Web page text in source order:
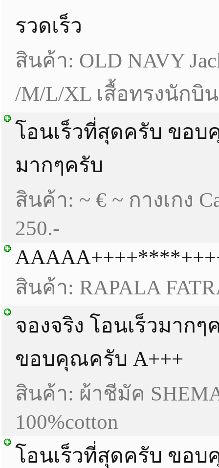
รวดเร็ว
สินค้า: OLD NAVY
/M/L/XL เสื้อทรงนักบิ
โอนเร็วที่สุดครับ ขอ
มากๆครับ
สินค้า: ~ € ~ กางเกง
250.-
สินค้า: RAPALA
จองจริง โอนเร็วมากๆ
ขอบคุณครับ A+++
สินค้า: ผ้าชีมัค
100%cotton
โอนเร็วที่สุดครับ ขอ